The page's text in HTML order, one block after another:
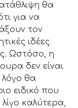
θα
για να
τον
ιδέες
Ωστόσο, η
δεν είναι
θα
ειδικό που
καλύτερα,